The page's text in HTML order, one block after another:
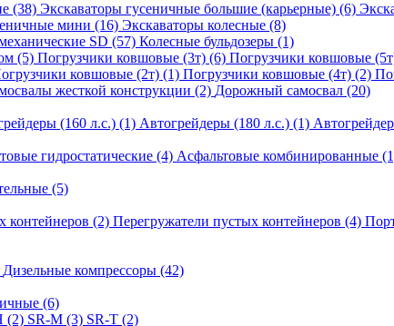
(38) Экскаваторы гусеничные большие (карьерные) (6)
мини (16) Экскаваторы колесные (8)
SD (57) Колесные бульдозеры (1)
(5) Погрузчики ковшовые (3т) (6) Погрузчики ковшовые
ковшовые (2т) (1) Погрузчики ковшовые (4т) (2)
жесткой конструкции (2) Дорожный самосвал (20)
(160 л.с.) (1) Автогрейдеры (180 л.с.) (1)
гидростатические (4) Асфальтовые комбинированные
(5)
контейнеров (2) Перегружатели пустых контейнеров (4)
Дизельные компрессоры (42)
(6)
(2) SR-M (3) SR-T (2)